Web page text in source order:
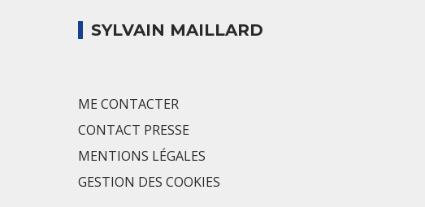
SYLVAIN MAILLARD
ME CONTACTER
CONTACT PRESSE
MENTIONS LÉGALES
GESTION DES COOKIES